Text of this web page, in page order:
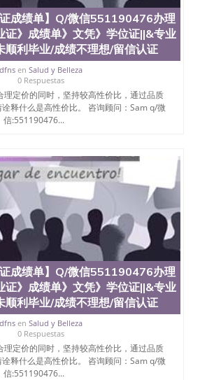
成绩单】Q/微信551190476办理
证》成绩单》文凭》学位证||&专业
顺利毕业/成绩不理想/留信认证
dfnsen Salud y Belleza
0 Respuestas
理定价的同时，坚持较高性价比，通过品质
释什么是高性价比。 咨询顾问：Sam q/微
信:551190476...
成绩单】Q/微信551190476办理
证》成绩单》文凭》学位证||&专业
顺利毕业/成绩不理想/留信认证
dfnsen Salud y Belleza
0 Respuestas
理定价的同时，坚持较高性价比，通过品质
释什么是高性价比。 咨询顾问：Sam q/微
信:551190476...